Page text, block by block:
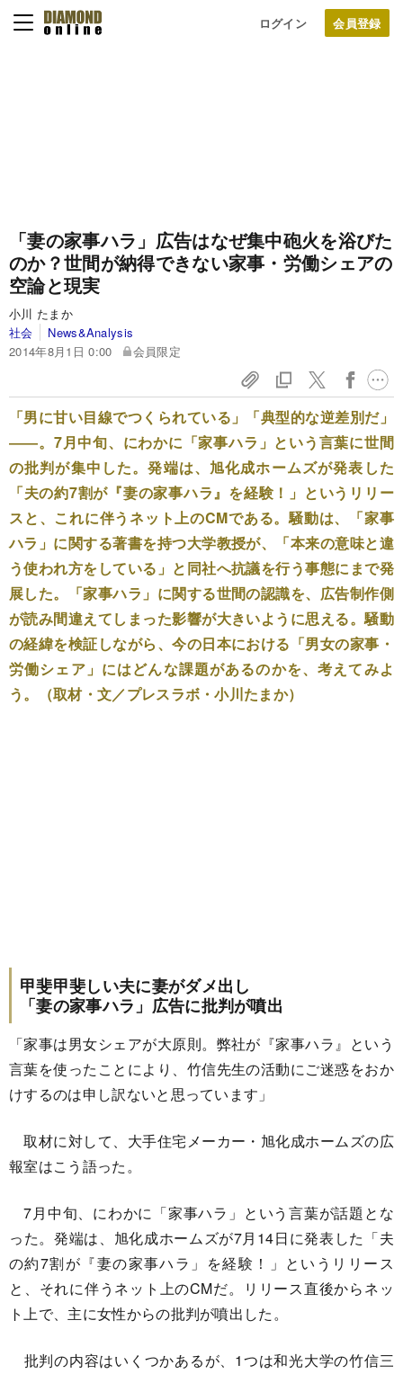
ログイン
「妻の家事ハラ」広告はなぜ集中砲火を浴びた
のか？世間が納得できない家事・労働シェアの
空論と現実
小川 たまか
社会
News&Analysis
2014年8月1日 0:00
会員限定
「男に甘い目線でつくられている」「典型的な逆差別だ」
――。7月中旬、にわかに「家事ハラ」という言葉に世間
の批判が集中した。発端は、旭化成ホームズが発表した
「夫の約7割が『妻の家事ハラ』を経験！」というリリー
スと、これに伴うネット上のCMである。騒動は、「家事
ハラ」に関する著書を持つ大学教授が、「本来の意味と違
う使われ方をしている」と同社へ抗議を行う事態にまで発
展した。「家事ハラ」に関する世間の認識を、広告制作側
が読み間違えてしまった影響が大きいように思える。騒動
の経緯を検証しながら、今の日本における「男女の家事・
労働シェア」にはどんな課題があるのかを、考えてみよ
う。（取材・文／プレスラボ・小川たまか）
甲斐甲斐しい夫に妻がダメ出し
「妻の家事ハラ」広告に批判が噴出
「家事は男女シェアが大原則。弊社が『家事ハラ』という
言葉を使ったことにより、竹信先生の活動にご迷惑をおか
けするのは申し訳ないと思っています」
取材に対して、大手住宅メーカー・旭化成ホームズの広
報室はこう語った。
7月中旬、にわかに「家事ハラ」という言葉が話題とな
った。発端は、旭化成ホームズが7月14日に発表した「夫
の約7割が『妻の家事ハラ」を経験！」というリリース
と、それに伴うネット上のCMだ。リリース直後からネッ
ト上で、主に女性からの批判が噴出した。
批判の内容はいくつかあるが、1つは和光大学の竹信三